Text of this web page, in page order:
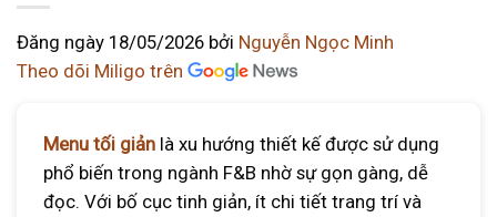
Đăng ngày 18/05/2026 bởi Nguyễn Ngọc Minh
Theo dõi Miligo trên
Menu tối giản là xu hướng thiết kế được sử dụng
phổ biến trong ngành F&B nhờ sự gọn gàng, dễ
đọc. Với bố cục tinh giản, ít chi tiết trang trí và